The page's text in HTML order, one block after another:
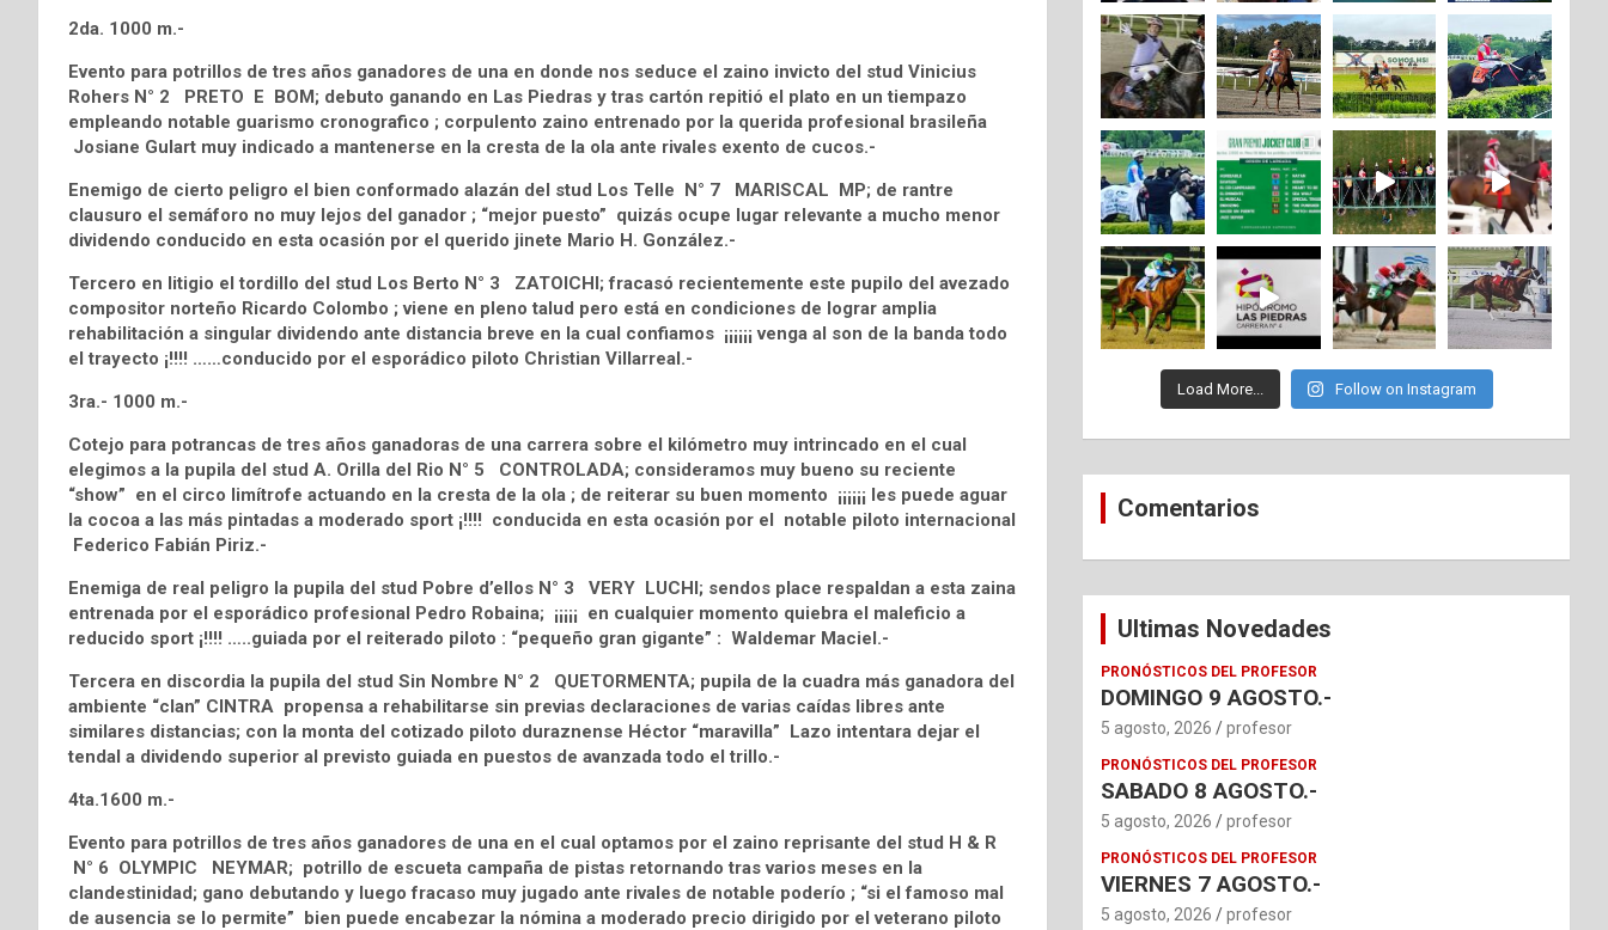
2da. 1000 m.-
Evento para potrillos de tres años ganadores de una en donde nos seduce el zaino invicto del stud Vinicius
Rohers N° 2 PRETO E BOM; debuto ganando en Las Piedras y tras cartón repitió el plato en un tiempazo
empleando notable guarismo cronografico ; corpulento zaino entrenado por la querida profesional brasileña
Josiane Gulart muy indicado a mantenerse en la cresta de la ola ante rivales exento de cucos.-
Enemigo de cierto peligro el bien conformado alazán del stud Los Telle N° 7 MARISCAL MP; de rantre
clausuro el semáforo no muy lejos del ganador ; “mejor puesto” quizás ocupe lugar relevante a mucho menor
dividendo conducido en esta ocasión por el querido jinete Mario H. González.-
Tercero en litigio el tordillo del stud Los Berto N° 3 ZATOICHI; fracasó recientemente este pupilo del avezado
compositor norteño Ricardo Colombo ; viene en pleno talud pero está en condiciones de lograr amplia
rehabilitación a singular dividendo ante distancia breve en la cual confiamos ¡¡¡¡¡¡ venga al son de la banda todo
el trayecto ¡!!!! ……conducido por el esporádico piloto Christian Villarreal.-
3ra.- 1000 m.-
Cotejo para potrancas de tres años ganadoras de una carrera sobre el kilómetro muy intrincado en el cual
elegimos a la pupila del stud A. Orilla del Rio N° 5 CONTROLADA; consideramos muy bueno su reciente
“show” en el circo limítrofe actuando en la cresta de la ola ; de reiterar su buen momento ¡¡¡¡¡¡ les puede aguar
la cocoa a las más pintadas a moderado sport ¡!!!! conducida en esta ocasión por el notable piloto internacional
Federico Fabián Piriz.-
Enemiga de real peligro la pupila del stud Pobre d’ellos N° 3 VERY LUCHI; sendos place respaldan a esta zaina
entrenada por el esporádico profesional Pedro Robaina; ¡¡¡¡¡ en cualquier momento quiebra el maleficio a
reducido sport ¡!!!! …..guiada por el reiterado piloto : “pequeño gran gigante” : Waldemar Maciel.-
Tercera en discordia la pupila del stud Sin Nombre N° 2 QUETORMENTA; pupila de la cuadra más ganadora del
ambiente “clan” CINTRA propensa a rehabilitarse sin previas declaraciones de varias caídas libres ante
similares distancias; con la monta del cotizado piloto duraznense Héctor “maravilla” Lazo intentara dejar el
tendal a dividendo superior al previsto guiada en puestos de avanzada todo el trillo.-
4ta.1600 m.-
Evento para potrillos de tres años ganadores de una en el cual optamos por el zaino reprisante del stud H & R
N° 6 OLYMPIC NEYMAR; potrillo de escueta campaña de pistas retornando tras varios meses en la
clandestinidad; gano debutando y luego fracaso muy jugado ante rivales de notable poderío ; “si el famoso mal
de ausencia se lo permite” bien puede encabezar la nómina a moderado precio dirigido por el veterano piloto
Load More... Follow on Instagram
Comentarios
Ultimas Novedades
PRONÓSTICOS DEL PROFESOR
DOMINGO 9 AGOSTO.-
5 agosto, 2026 profesor
PRONÓSTICOS DEL PROFESOR
SABADO 8 AGOSTO.-
5 agosto, 2026 profesor
PRONÓSTICOS DEL PROFESOR
VIERNES 7 AGOSTO.-
5 agosto, 2026 profesor